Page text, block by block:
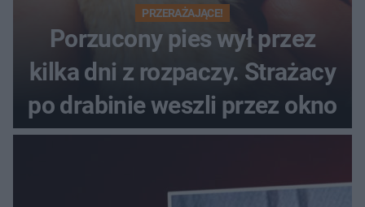
PRZERAŻAJĄCE!
Porzucony pies wył przez
kilka dni z rozpaczy. Strażacy
po drabinie weszli przez okno